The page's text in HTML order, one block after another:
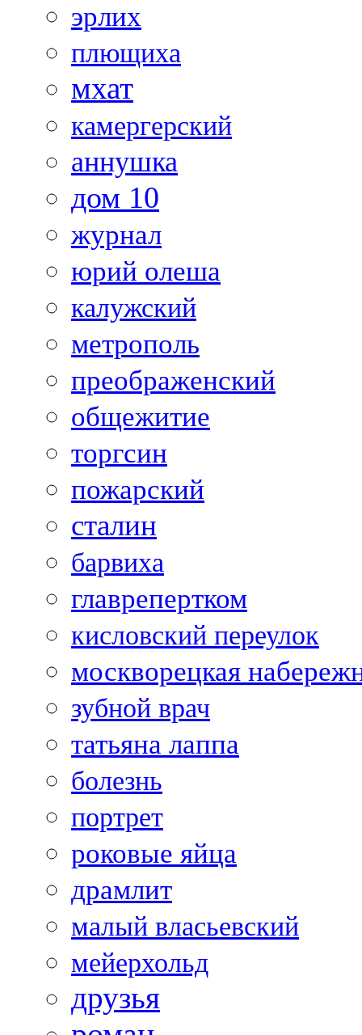
эрлих
плющиха
мхат
камергерский
аннушка
дом 10
журнал
юрий олеша
калужский
метрополь
преображенский
общежитие
торгсин
пожарский
сталин
барвиха
главрепертком
кисловский переулок
москворецкая
зубной врач
татьяна лаппа
болезнь
портрет
роковые яйца
драмлит
малый власьевский
мейерхольд
друзья